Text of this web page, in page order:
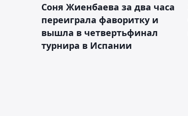
Соня Жиенбаева за два часа
переиграла фаворитку и
вышла в четвертьфинал
турнира в Испании